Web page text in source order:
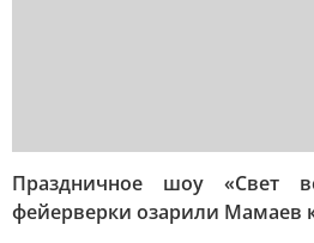
Праздничное шоу «Свет
фейерверки озарили Мамаев